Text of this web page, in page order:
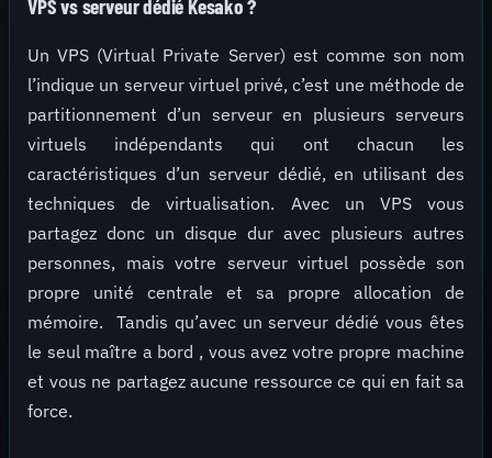
VPS vs serveur dédié Kesako ?
Un VPS (Virtual Private Server) est comme son nom
l’indique un serveur virtuel privé, c’est une méthode de
partitionnement d’un serveur en plusieurs serveurs
virtuels indépendants qui ont chacun les
caractéristiques d’un serveur dédié, en utilisant des
techniques de virtualisation. Avec un VPS vous
partagez donc un disque dur avec plusieurs autres
personnes, mais votre serveur virtuel possède son
propre unité centrale et sa propre allocation de
mémoire. Tandis qu’avec un serveur dédié vous êtes
le seul maître a bord , vous avez votre propre machine
et vous ne partagez aucune ressource ce qui en fait sa
force.